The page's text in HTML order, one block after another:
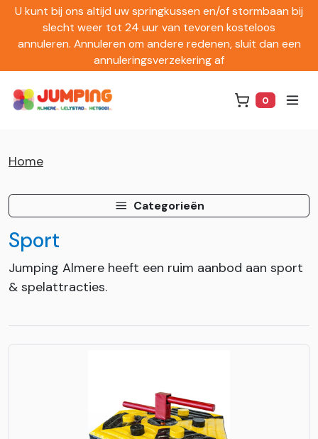
U kunt bij ons altijd uw springkussen en/of stormbaan bij
slecht weer tot 24 uur van tevoren kosteloos
annuleren. Annuleren om andere redenen, sluit dan een
annuleringsverzekering af
0
Home
Categorieën
Sport
Jumping Almere heeft een ruim aanbod aan sport
& spelattracties.